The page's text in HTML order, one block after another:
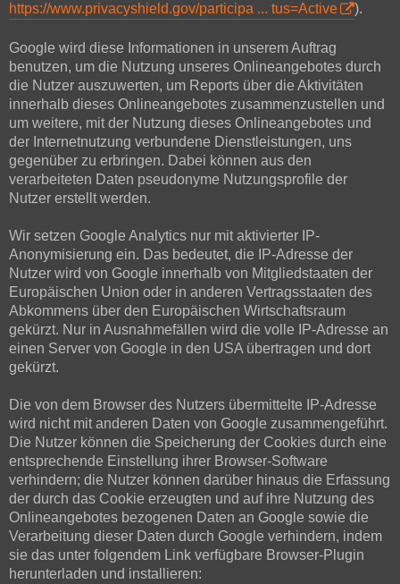
https://www.privacyshield.gov/participa ... tus=Active
).
Google wird diese Informationen in unserem Auftrag
benutzen, um die Nutzung unseres Onlineangebotes durch
die Nutzer auszuwerten, um Reports über die Aktivitäten
innerhalb dieses Onlineangebotes zusammenzustellen und
um weitere, mit der Nutzung dieses Onlineangebotes und
der Internetnutzung verbundene Dienstleistungen, uns
gegenüber zu erbringen. Dabei können aus den
verarbeiteten Daten pseudonyme Nutzungsprofile der
Nutzer erstellt werden.
Wir setzen Google Analytics nur mit aktivierter IP-
Anonymisierung ein. Das bedeutet, die IP-Adresse der
Nutzer wird von Google innerhalb von Mitgliedstaaten der
Europäischen Union oder in anderen Vertragsstaaten des
Abkommens über den Europäischen Wirtschaftsraum
gekürzt. Nur in Ausnahmefällen wird die volle IP-Adresse an
einen Server von Google in den USA übertragen und dort
gekürzt.
Die von dem Browser des Nutzers übermittelte IP-Adresse
wird nicht mit anderen Daten von Google zusammengeführt.
Die Nutzer können die Speicherung der Cookies durch eine
entsprechende Einstellung ihrer Browser-Software
verhindern; die Nutzer können darüber hinaus die Erfassung
der durch das Cookie erzeugten und auf ihre Nutzung des
Onlineangebotes bezogenen Daten an Google sowie die
Verarbeitung dieser Daten durch Google verhindern, indem
sie das unter folgendem Link verfügbare Browser-Plugin
herunterladen und installieren: